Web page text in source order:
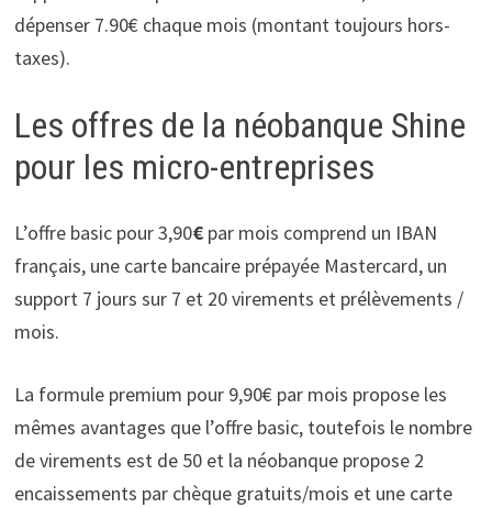
dépenser 7.90€ chaque mois (montant toujours hors-
taxes).
Les offres de la néobanque Shine
pour les micro-entreprises
L’offre basic pour 3,90€ par mois comprend un IBAN
français, une carte bancaire prépayée Mastercard, un
support 7 jours sur 7 et 20 virements et prélèvements /
mois.
La formule premium pour 9,90€ par mois propose les
mêmes avantages que l’offre basic, toutefois le nombre
de virements est de 50 et la néobanque propose 2
encaissements par chèque gratuits/mois et une carte